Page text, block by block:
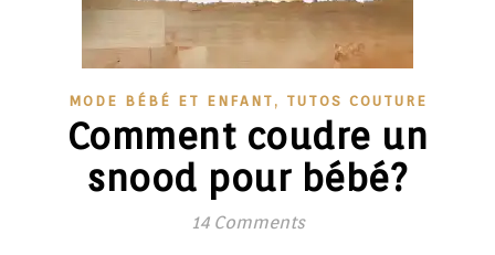
MODE BÉBÉ ET ENFANT , TUTOS COUTURE
Comment coudre un
snood pour bébé?
14 Comments